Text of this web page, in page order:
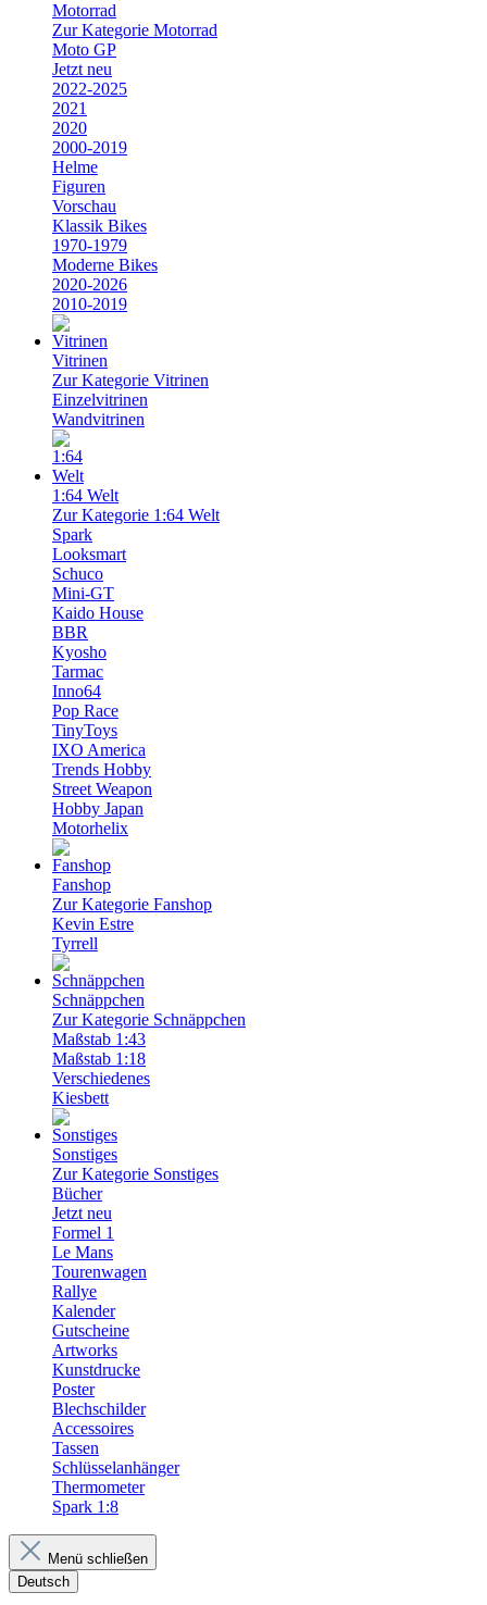
Motorrad
Zur Kategorie Motorrad
Moto GP
Jetzt neu
2022-2025
2021
2020
2000-2019
Helme
Figuren
Vorschau
Klassik Bikes
1970-1979
Moderne Bikes
2020-2026
2010-2019
Vitrinen
Zur Kategorie Vitrinen
Einzelvitrinen
Wandvitrinen
1:64 Welt
Zur Kategorie 1:64 Welt
Spark
Looksmart
Schuco
Mini-GT
Kaido House
BBR
Kyosho
Tarmac
Inno64
Pop Race
TinyToys
IXO America
Trends Hobby
Street Weapon
Hobby Japan
Motorhelix
Fanshop
Zur Kategorie Fanshop
Kevin Estre
Tyrrell
Schnäppchen
Zur Kategorie Schnäppchen
Maßstab 1:43
Maßstab 1:18
Verschiedenes
Kiesbett
Sonstiges
Zur Kategorie Sonstiges
Bücher
Jetzt neu
Formel 1
Le Mans
Tourenwagen
Rallye
Kalender
Gutscheine
Artworks
Kunstdrucke
Poster
Blechschilder
Accessoires
Tassen
Schlüsselanhänger
Thermometer
Spark 1:8
Menü schließen
Deutsch